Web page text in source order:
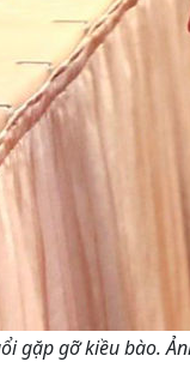
gặp gỡ kiều bào.